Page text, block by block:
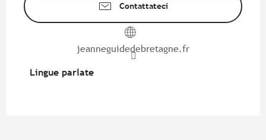
Contattateci
jeanneguidedebretagne.fr
Lingue parlate
Lingue parlate